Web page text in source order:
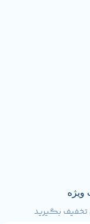
ویژه
تخفیف بگیرید